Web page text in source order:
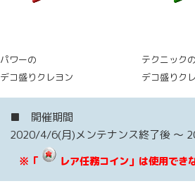
パワーの
デコ盛りクレヨン
テクニック
デコ盛りク
■ 開催期間
2020/4/6(月)メンテナンス終了後 ～
※「 レア任務コイン」は使用でき